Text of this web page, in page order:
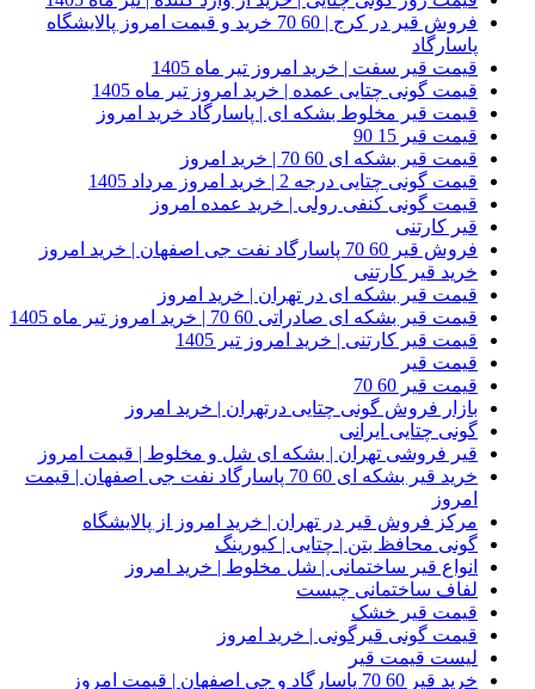
فروش قیر در کرج | 60 70 خرید و قیمت امروز پالایشگاه
پاسارگاد
قیمت قیر سفت | خرید امروز تیر ماه 1405
قیمت گونی چتایی عمده | خرید امروز تیر ماه 1405
قیمت قیر مخلوط بشکه ای | پاسارگاد خرید امروز
قیمت قیر 15 90
قیمت قیر بشکه ای 60 70 | خرید امروز
قیمت گونی چتایی درجه 2 | خرید امروز مرداد 1405
قیمت گونی کنفی رولی | خرید عمده امروز
قیر کارتنی
فروش قیر 60 70 پاسارگاد نفت جی اصفهان | خرید امروز
خرید قیر کارتنی
قیمت قیر بشکه ای در تهران | خرید امروز
قیمت قیر بشکه ای صادراتی 60 70 | خرید امروز تیر ماه 1405
قیمت قیر کارتنی | خرید امروز تیر 1405
قیمت قیر
قیمت قیر 60 70
بازار فروش گونی چتایی درتهران | خرید امروز
گونی چتایی ایرانی
قیر فروشی تهران | بشکه ای شل و مخلوط | قیمت امروز
خرید قیر بشکه ای 60 70 پاسارگاد نفت جی اصفهان | قیمت
امروز
مرکز فروش قیر در تهران | خرید امروز از پالایشگاه
گونی محافظ بتن | چتایی | کیورینگ
انواع قیر ساختمانی | شل مخلوط | خرید امروز
لفاف ساختمانی چیست
قیمت قیر خشک
قیمت گونی قیرگونی | خرید امروز
لیست قیمت قیر
خرید قیر 60 70 پاسارگاد و جی اصفهان | قیمت امروز